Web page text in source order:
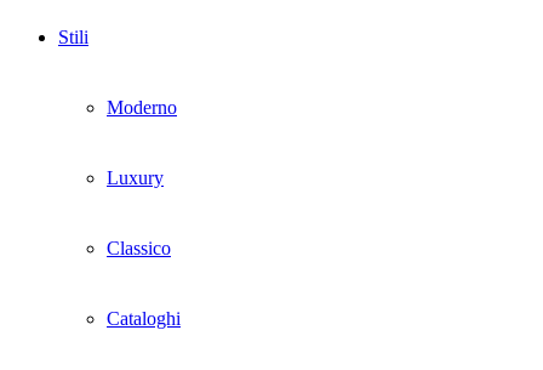
Stili
Moderno
Luxury
Classico
Cataloghi